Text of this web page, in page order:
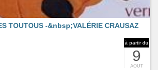
à partir du
9
AOUT
TOUTOUS -&nbsp;VALÉRIE CRAUSAZ